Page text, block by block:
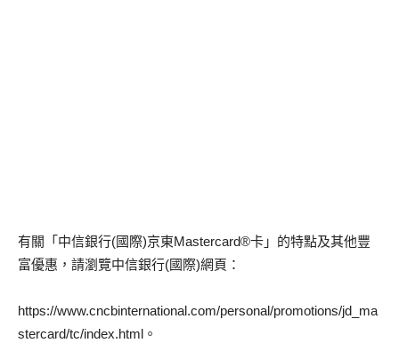
有關「中信銀行(國際)京東Mastercard®卡」的特點及其他豐
富優惠，請瀏覽中信銀行(國際)網頁：
https://www.cncbinternational.com/personal/promotions/jd_ma
stercard/tc/index.html。